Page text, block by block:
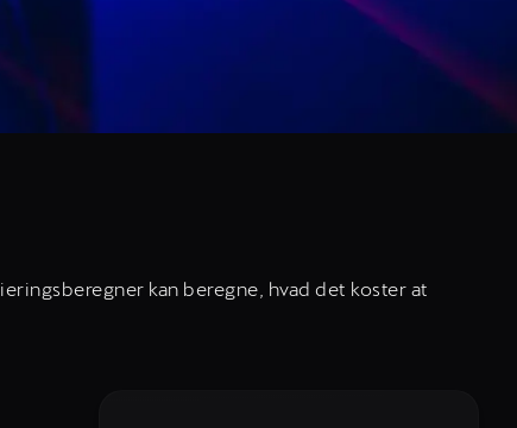
kan beregne, hvad det koster at